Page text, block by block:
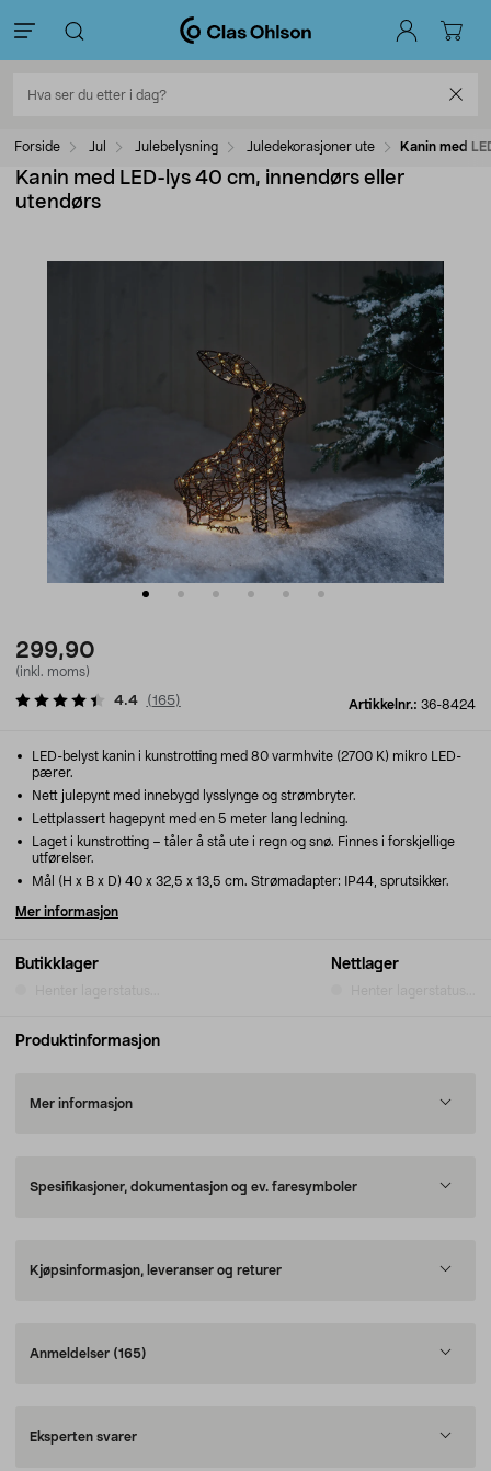
Forside Jul Julebelysning Juledekorasjoner ute Kanin med
Kanin med LED-lys 40 cm, innendørs eller
utendørs
299,90
(inkl. moms)
Artikkelnr.: 36-8424
4.4 (165)
Butikklager Nettlager
LED-belyst kanin i kunstrotting med 80 varmhvite (2700 K) mikro LED-
pærer.
Nett julepynt med innebygd lysslynge og strømbryter.
Lettplassert hagepynt med en 5 meter lang ledning.
Laget i kunstrotting – tåler å stå ute i regn og snø. Finnes i forskjellige
utførelser.
Mål (H x B x D) 40 x 32,5 x 13,5 cm. Strømadapter: IP44, sprutsikker.
Mer informasjon
Produktinformasjon
Mer informasjon
Spesifikasjoner, dokumentasjon og ev. faresymboler
Kjøpsinformasjon, leveranser og returer
Anmeldelser (165)
Eksperten svarer